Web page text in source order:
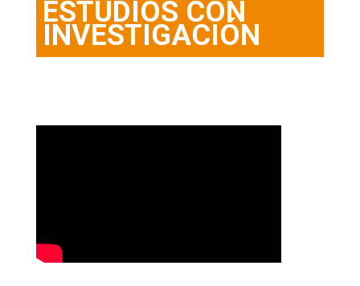
ESTUDIOS CON
INVESTIGACIÓN